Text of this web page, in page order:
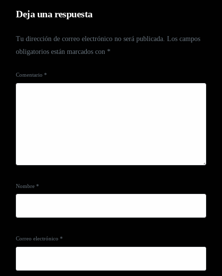
Deja una respuesta
Tu dirección de correo electrónico no será publicada. Los campos
obligatorios están marcados con *
Comentario*
Nombre*
Correo electrónico*